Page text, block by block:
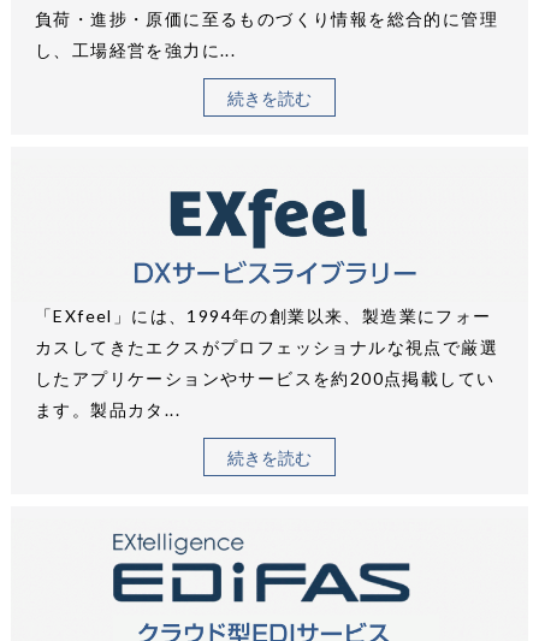
負荷・進捗・原価に至るものづくり情報を総合的に管理
し、工場経営を強力に...
続きを読む
「EXfeel」には、1994年の創業以来、製造業にフォー
カスしてきたエクスがプロフェッショナルな視点で厳選
したアプリケーションやサービスを約200点掲載してい
ます。製品カタ...
続きを読む